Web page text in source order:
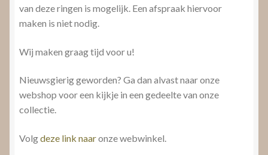
van deze ringen is mogelijk. Een afspraak hiervoor
maken is niet nodig.
Wij maken graag tijd voor u!
Nieuwsgierig geworden? Ga dan alvast naar onze
webshop voor een kijkje in een gedeelte van onze
collectie.
Volgdeze link naaronze webwinkel.